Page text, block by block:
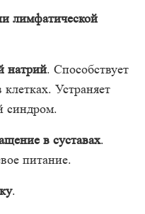
лимфатической
натрий. Способствует
Устраняет
синдром.
в суставах.
питание.
.